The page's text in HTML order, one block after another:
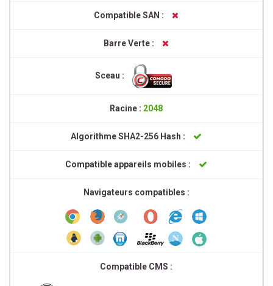
Compatible SAN :
Barre Verte :
Sceau :
Racine : 2048
Algorithme SHA2-256 Hash :
Compatible appareils mobiles :
Navigateurs compatibles :
Compatible CMS :